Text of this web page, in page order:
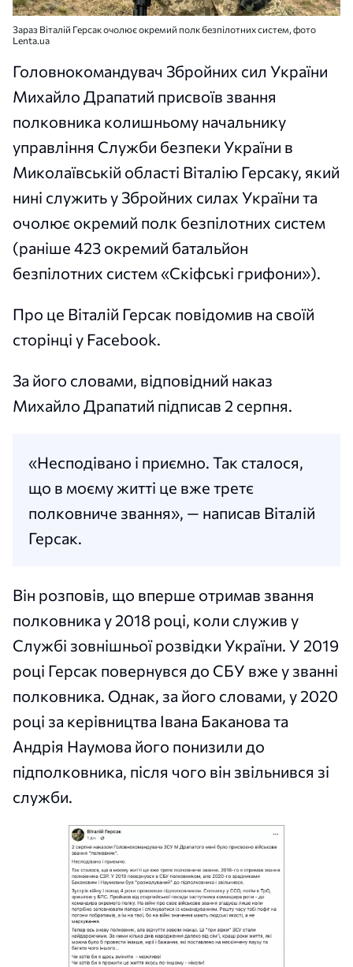
Зараз Віталій Герсак очолює окремий полк безпілотних систем, фото
Lenta.ua
Головнокомандувач Збройних сил України
Михайло Драпатий присвоїв звання
полковника колишньому начальнику
управління Служби безпеки України в
Миколаївській області Віталію Герсаку, який
нині служить у Збройних силах України та
очолює окремий полк безпілотних систем
(раніше 423 окремий батальйон
безпілотних систем «Скіфські грифони»).
Про це Віталій Герсак повідомив на своїй
сторінці у Facebook.
За його словами, відповідний наказ
Михайло Драпатий підписав 2 серпня.
«Несподівано і приємно. Так сталося,
що в моєму житті це вже третє
полковниче звання», — написав Віталій
Герсак.
Він розповів, що вперше отримав звання
полковника у 2018 році, коли служив у
Службі зовнішньої розвідки України. У 2019
році Герсак повернувся до СБУ вже у званні
полковника. Однак, за його словами, у 2020
році за керівництва Івана Баканова та
Андрія Наумова його понизили до
підполковника, після чого він звільнився зі
служби.